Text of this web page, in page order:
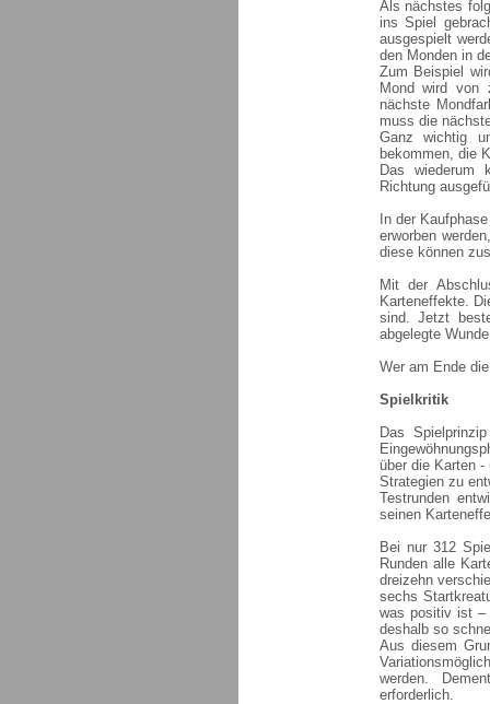
Als nächstes
ins Spiel
ausgespielt
den Monden in
Zum Beispiel
Mond wird von
nächste
muss die
Ganz wichtig
bekommen, die
Das wiederum
Richtung
In der
erworben
diese können
Mit der
Karteneffekte.
sind. Jetzt
abgelegte
Wer am Ende
Spielkritik
Das
über die Karten
Strategien zu
Testrunden
seinen
Bei nur 312
Runden alle
dreizehn
sechs
was positiv ist –
deshalb so
Aus diesem
werden.
erforderlich.